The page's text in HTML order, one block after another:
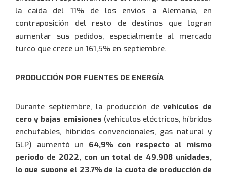
la caída del 11% de los envíos a Alemania, en
contraposición del resto de destinos que logran
aumentar sus pedidos, especialmente al mercado
turco que crece un 161,5% en septiembre.
PRODUCCIÓN POR FUENTES DE ENERGÍA
Durante septiembre, la producción devehículos de
cero y bajas emisiones (vehículos eléctricos, híbridos
enchufables, híbridos convencionales, gas natural y
GLP) aumentó un 64,9% con respecto al mismo
periodo de 2022, con un total de 49.908 unidades,
lo que supone el 23,7% de la cuota de producción de